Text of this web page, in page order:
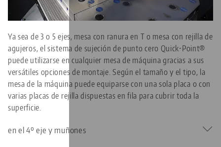
Ya sea de 3 o 5 ejes, mesa con ranura en T o mesa con rejilla de
agujeros, el sistema de sujeción de punto cero Quick•Point®
puede utilizarse en cualquier mesa de máquina gracias a sus
versátiles opciones de montaje. Según el tamaño y el tipo, la
mesa de la máquina puede equiparse con una sola placa o con
varias placas de rejilla dispuestas en fila para cubrir toda la
superficie.
en el 4º eje y muñones